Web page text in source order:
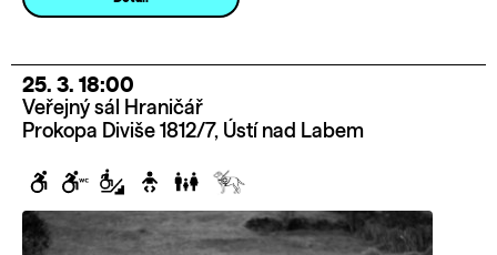
25. 3. 18:00
Veřejný sál Hraničář
Prokopa Diviše 1812/7, Ústí nad Labem